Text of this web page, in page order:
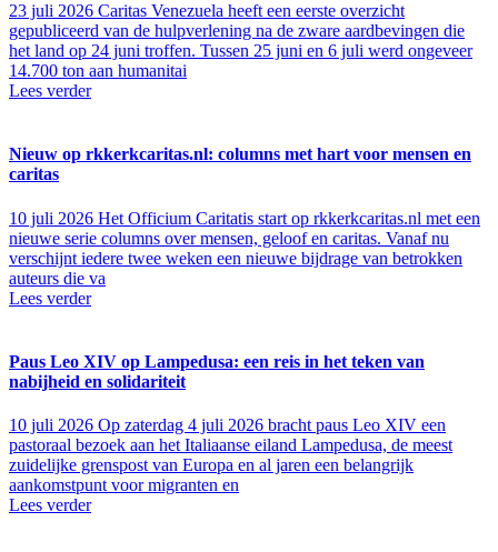
23 juli 2026 Caritas Venezuela heeft een eerste overzicht
gepubliceerd van de hulpverlening na de zware aardbevingen die
het land op 24 juni troffen. Tussen 25 juni en 6 juli werd ongeveer
14.700 ton aan humanitai
Lees verder
Nieuw op rkkerkcaritas.nl: columns met hart voor mensen en
caritas
10 juli 2026 Het Officium Caritatis start op rkkerkcaritas.nl met een
nieuwe serie columns over mensen, geloof en caritas. Vanaf nu
verschijnt iedere twee weken een nieuwe bijdrage van betrokken
auteurs die va
Lees verder
Paus Leo XIV op Lampedusa: een reis in het teken van
nabijheid en solidariteit
10 juli 2026 Op zaterdag 4 juli 2026 bracht paus Leo XIV een
pastoraal bezoek aan het Italiaanse eiland Lampedusa, de meest
zuidelijke grenspost van Europa en al jaren een belangrijk
aankomstpunt voor migranten en
Lees verder